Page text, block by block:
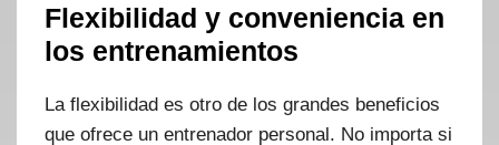
Flexibilidad y conveniencia en
los entrenamientos
La flexibilidad es otro de los grandes beneficios
que ofrece un entrenador personal. No importa si